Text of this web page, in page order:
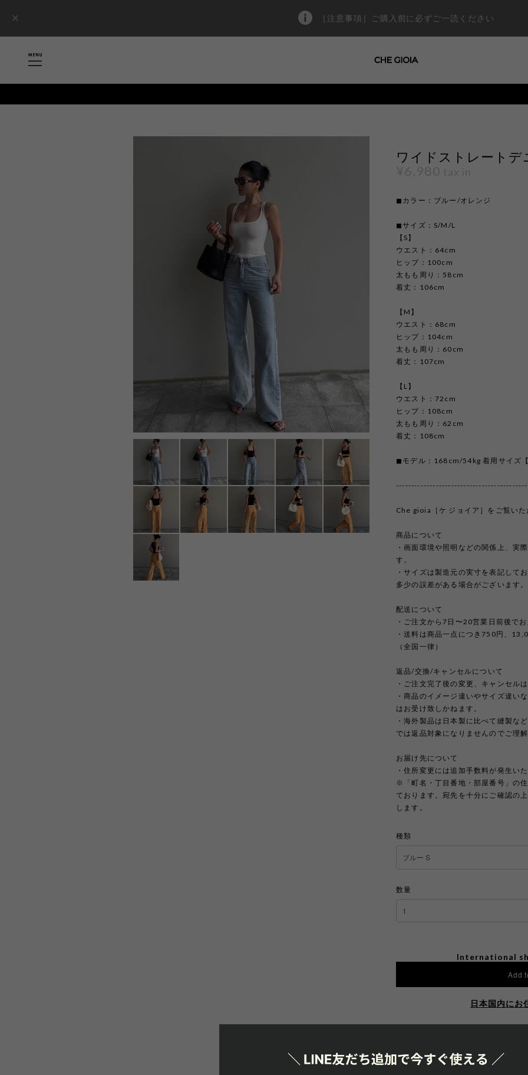
［注意事項］ご購入前に必ずご一読ください
ワイドストレート
◼︎カラー：ブルー/オレンジ
◼︎サイズ：S/M/L
【S】
ウエスト：64cm
ヒップ：100cm
太もも周り：58cm
着丈：106cm
【M】
ウエスト：68cm
ヒップ：104cm
太もも周り：60cm
着丈：107cm
【L】
ウエスト：72cm
ヒップ：108cm
太もも周り：62cm
着丈：108cm
◼︎モデル：168cm/54kg 着用サイズ
Che gioia［ケ ジョイア］をご覧い
商品について
・画面環境や照明などの関係上、実
す。
・サイズは製造元の実寸を表記して
多少の誤差がある場合がございます。
配送について
・ご注文から7日〜20営業日前後で
・送料は商品一点につき750円、
（全国一律）
返品/交換/キャンセルについて
・ご注文完了後の変更、キャンセル
・商品のイメージ違いやサイズ違い
はお受け致しかねます。
・海外製品は日本製に比べて縫製な
では返品対象になりませんのでご理
お届け先について
・住所変更には追加手数料が発生い
※「町名・丁目番地・部屋番号」の
ております。宛先を十分にご確認の
します。
種類
数量
International
Add
日本国内にお